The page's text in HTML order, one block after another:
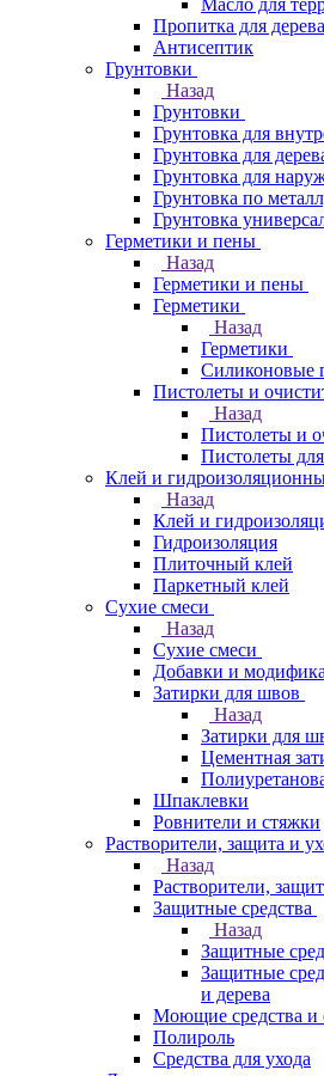
Масло для
Пропитка для дерева
Антисептик
Грунтовки
Назад
Грунтовки
Грунтовка для
Грунтовка для
Грунтовка для
Грунтовка по
Грунтовка
Герметики и пены
Назад
Герметики и пены
Герметики
Назад
Герметики
Силиконовые
Пистолеты и
Назад
Пистолеты и
Пистолеты
Клей и
Назад
Клей и
Гидроизоляция
Плиточный клей
Паркетный клей
Сухие смеси
Назад
Сухие смеси
Добавки и
Затирки для швов
Назад
Затирки для
Цементная
Шпаклевки
Ровнители и стяжки
Растворители, защита и
Назад
Растворители,
Защитные средства
Назад
Защитные
Защитные
и дерева
Моющие средства и
Полироль
Средства для ухода